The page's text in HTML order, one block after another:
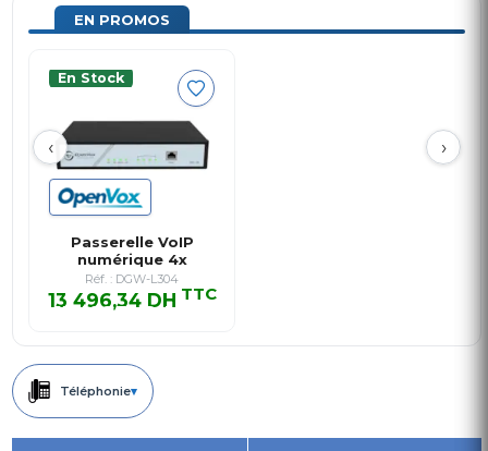
EN PROMOS
‹ ›
En Stock
Passerelle VoIP
numérique 4x
E1/T1/PRI
Réf. : DGW-L304
13 496,34 DH TTC
13 496,34 DH TTC
Téléphonie▾